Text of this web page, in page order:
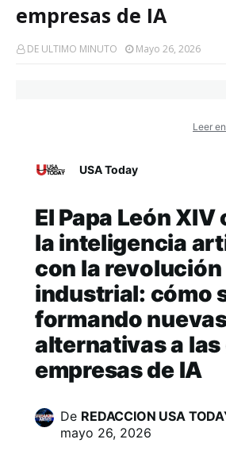
empresas de IA
DE ULTIMO MINUTO Mayo 26, 2026
Leer
USA Today
El Papa León
la inteligencia
con la revolución
industrial: cómo
formando
alternativas a
empresas de IA
De REDACCION USA
mayo 26, 2026